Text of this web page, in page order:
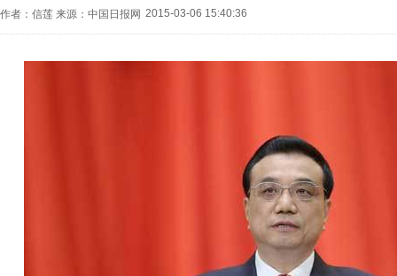
作者：信莲 来源：中国日报网 2015-03-06 15:40:36